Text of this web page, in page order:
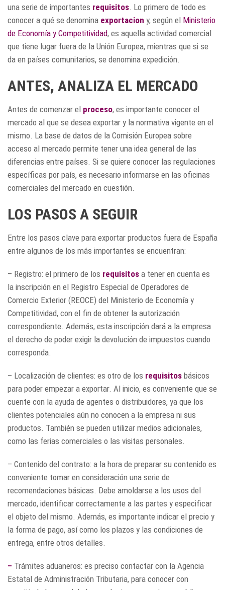
una serie de importantes requisitos. Lo primero de todo es
conocer a qué se denomina exportacion y, según el Ministerio
de Economía y Competitividad, es aquella actividad comercial
que tiene lugar fuera de la Unión Europea, mientras que si se
da en países comunitarios, se denomina expedición.
ANTES, ANALIZA EL MERCADO
Antes de comenzar el proceso, es importante conocer el
mercado al que se desea exportar y la normativa vigente en el
mismo. La base de datos de la Comisión Europea sobre
acceso al mercado permite tener una idea general de las
diferencias entre países. Si se quiere conocer las regulaciones
específicas por país, es necesario informarse en las oficinas
comerciales del mercado en cuestión.
LOS PASOS A SEGUIR
Entre los pasos clave para exportar productos fuera de España
entre algunos de los más importantes se encuentran:
– Registro: el primero de los requisitos a tener en cuenta es
la inscripción en el Registro Especial de Operadores de
Comercio Exterior (REOCE) del Ministerio de Economía y
Competitividad, con el fin de obtener la autorización
correspondiente. Además, esta inscripción dará a la empresa
el derecho de poder exigir la devolución de impuestos cuando
corresponda.
– Localización de clientes: es otro de los requisitos básicos
para poder empezar a exportar. Al inicio, es conveniente que se
cuente con la ayuda de agentes o distribuidores, ya que los
clientes potenciales aún no conocen a la empresa ni sus
productos. También se pueden utilizar medios adicionales,
como las ferias comerciales o las visitas personales.
– Contenido del contrato: a la hora de preparar su contenido es
conveniente tomar en consideración una serie de
recomendaciones básicas. Debe amoldarse a los usos del
mercado, identificar correctamente a las partes y especificar
el objeto del mismo. Además, es importante indicar el precio y
la forma de pago, así como los plazos y las condiciones de
entrega, entre otros detalles.
– Trámites aduaneros: es preciso contactar con la Agencia
Estatal de Administración Tributaria, para conocer con